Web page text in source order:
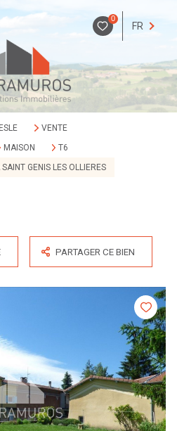
0
FR
VENTE
MAISON
T6
GENIS LES OLLIERES
PARTAGER CE BIEN